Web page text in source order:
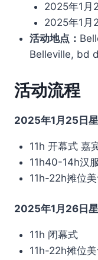
2025年1月
2025年1月
活动地点：
Belleville, bd
活动流程
2025年1月25日
11h 开幕式 嘉
11h40-14h汉
11h-22h摊位
2025年1月26日
11h 闭幕式
11h-22h摊位